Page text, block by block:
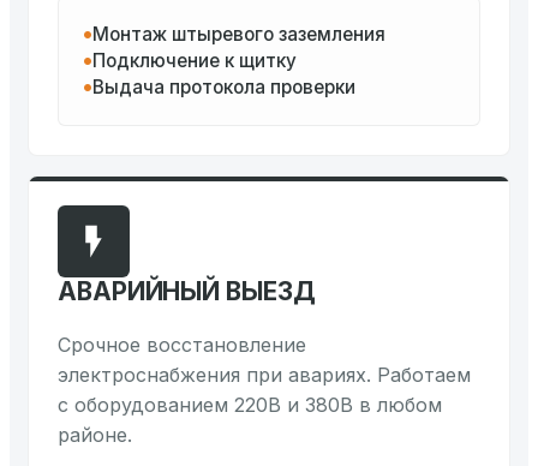
Монтаж штыревого заземления
Подключение к щитку
Выдача протокола проверки
АВАРИЙНЫЙ ВЫЕЗД
Срочное восстановление
электроснабжения при авариях. Работаем
с оборудованием 220В и 380В в любом
районе.